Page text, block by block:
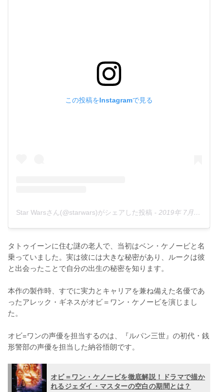
この投稿をInstagramで見る
Star Warsさん(@starwars)がシェアした投稿 - 2019年 7月月4日午前8時00分PDT
タトゥイーンに住む謎の老人で、当初はベン・ケノービと名
乗っていました。実は彼には大きな秘密があり、ルークは彼
と出会ったことで自分の出生の秘密を知ります。
本作の製作時、すでに実力とキャリアを兼ね備えた名優であ
ったアレック・ギネスがオビ＝ワン・ケノービを演じまし
た。
オビ=ワンの声優を担当するのは、『ルパン三世』の初代・銭
形警部の声優を担当した納谷悟朗です。
オビ＝ワン・ケノービを徹底解説！ドラマで描か
れるジェダイ・マスターの空白の期間とは？